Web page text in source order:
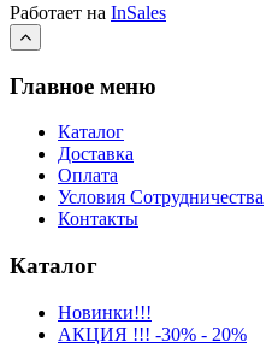
Работает на InSales
Главное меню
Каталог
Доставка
Оплата
Условия Сотрудничества
Контакты
Каталог
Новинки!!!
АКЦИЯ !!! -30% - 20%